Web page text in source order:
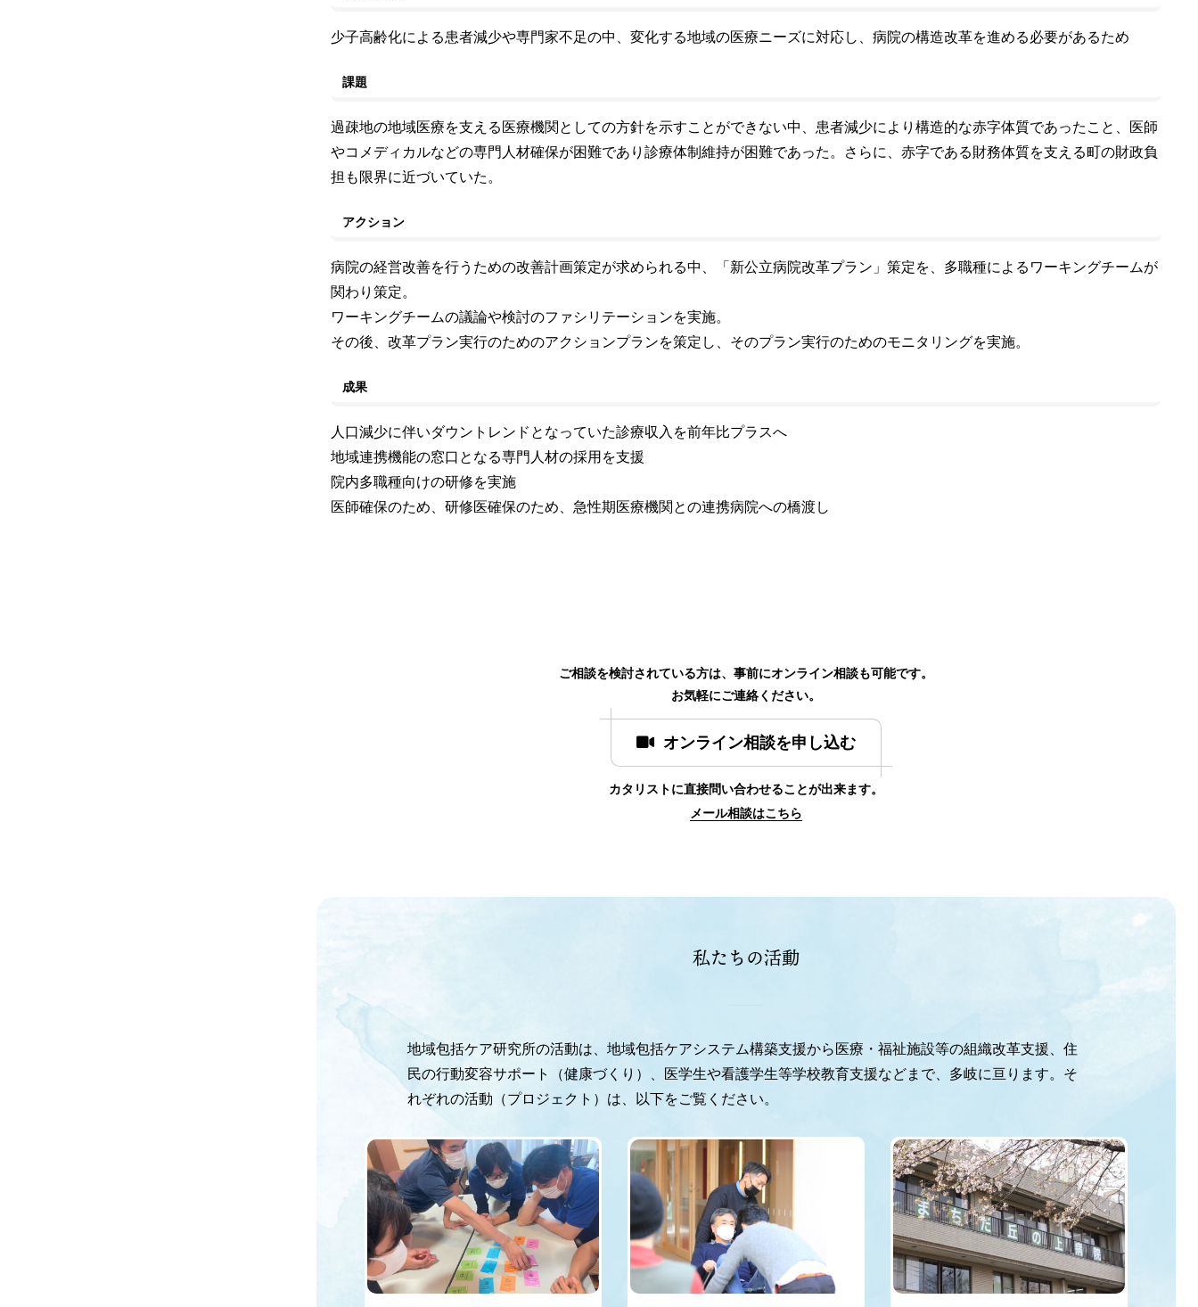
少子高齢化による患者減少や専門家不足の中、変化する地域の医療ニーズに対応し、病院の構造改革を進める必要があるため
課題
過疎地の地域医療を支える医療機関としての方針を示すことができない中、患者減少により構造的な赤字体質であったこと、医師
やコメディカルなどの専門人材確保が困難であり診療体制維持が困難であった。さらに、赤字である財務体質を支える町の財政負
担も限界に近づいていた。
アクション
病院の経営改善を行うための改善計画策定が求められる中、「新公立病院改革プラン」策定を、多職種によるワーキングチームが
関わり策定。
ワーキングチームの議論や検討のファシリテーションを実施。
その後、改革プラン実行のためのアクションプランを策定し、そのプラン実行のためのモニタリングを実施。
成果
人口減少に伴いダウントレンドとなっていた診療収入を前年比プラスへ
地域連携機能の窓口となる専門人材の採用を支援
院内多職種向けの研修を実施
医師確保のため、研修医確保のため、急性期医療機関との連携病院への橋渡し
ご相談を検討されている方は、事前にオンライン相談も可能です。
お気軽にご連絡ください。
オンライン相談を申し込む
カタリストに直接問い合わせることが出来ます。
メール相談はこちら
私たちの活動
地域包括ケア研究所の活動は、地域包括ケアシステム構築支援から医療・福祉施設等の組織改革支援、住
民の行動変容サポート（健康づくり）、医学生や看護学生等学校教育支援などまで、多岐に亘ります。そ
れぞれの活動（プロジェクト）は、以下をご覧ください。